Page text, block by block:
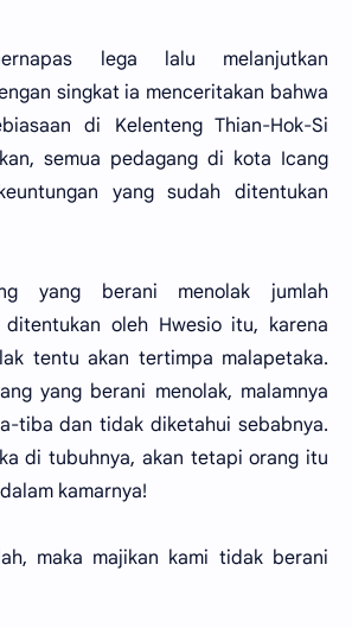
lega lalu melanjutkan
singkat ia menceritakan bahwa
di Kelenteng Thian-Hok-Si
semua pedagang di kota Icang
yang sudah ditentukan
yang berani menolak jumlah
ditentukan oleh Hwesio itu, karena
tentu akan tertimpa malapetaka.
yang berani menolak, malamnya
tiba dan tidak diketahui sebabnya.
di tubuhnya, akan tetapi orang itu
kamarnya!
maka majikan kami tidak berani